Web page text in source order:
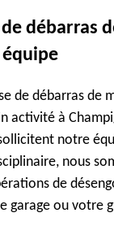
débarras
de débarras de
activité à
notre
nous
de
garage ou votre